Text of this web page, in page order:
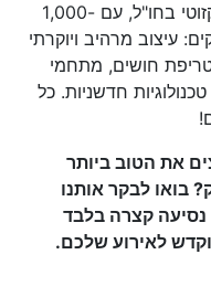
אירועים בסטייל מהמם של ריזורט אקזוטי בחו"ל, עם 1,000-
עיצוב מרהיב ויוקרתי
חושים, מתחמי
חדשניות. כל
את הטוב ביותר
בואו לבקר אותנו
נסיעה קצרה בלבד
לאירוע שלכם.